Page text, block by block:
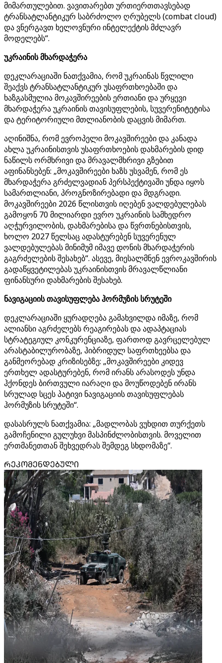
მიმართულებით. ვავითარებთ ურთიერთთავსებად
ტრანსატლანტიკურ საბრძოლო ღრუბელს (combat cloud)
და ვნერგავთ ხელოვნური ინტელექტის მძლავრ
მოდელებს“.
უკრაინის მხარდაჭერა
დეკლარაციაში ნათქვამია, რომ უკრაინას წვლილი
შეაქვს ტრანსატლანტიკურ უსაფრთხოებაში და
ხაზგასმულია მოკავშირეების ერთიანი და ურყევი
მხარდაჭერა უკრაინის თავისუფლების, სუვერენიტეტისა
და ტერიტორიული მთლიანობის დაცვის მიმართ.
აღინიშნა, რომ ევროპელი მოკავშირეები და კანადა
ახლა უკრაინისთვის უსაფრთხოების დახმარების დიდ
ნაწილს ორმხრივი და მრავალმხრივი გზებით
აფინანსებენ: „მოკავშირეები ხაზს უსვამენ, რომ ეს
მხარდაჭერა გრძელვადიან პერსპექტივაში უნდა იყოს
სამართლიანი, პროგნოზირებადი და მდგრადი.
მოკავშირეები 2026 წლისთვის იღებენ ვალდებულებას
გამოყონ 70 მილიარდი ევრო უკრაინის სამხედრო
აღჭურვილობის, დახმარებისა და წვრთნებისთვის,
ხოლო 2027 წელსაც ადასტურებენ სუვერენულ
ვალდებულებას მინიმუმ იმავე დონის მხარდაჭერის
გაგრძელების შესახებ“. ასევე, მიესალმნენ ევროკავშირის
გადაწყვეტილებას უკრაინისთვის მრავალწლიანი
ფინანსური დახმარების შესახებ.
ნავიგაციის თავისუფლება ჰორმუზის სრუტეში
დეკლარაციაში ყურადღება გამახვილდა იმაზე, რომ
ალიანსი აგრძელებს რეაგირებას და ადაპტაციას
სტრატეგიულ კონკურენციაზე, ფართოდ გავრცელებულ
არასტაბილურობაზე, ჰიბრიდულ საფრთხეებსა და
განმეორებად კრიზისებზე: „მოკავშირეები კიდევ
ერთხელ ადასტურებენ, რომ ირანს არასოდეს უნდა
ჰქონდეს ბირთვული იარაღი და მოუწოდებენ ირანს
სრულად სცეს პატივი ნავიგაციის თავისუფლებას
ჰორმუზის სრუტეში“.
დასასრულს ნათქვამია: „მადლობას ვუხდით თურქეთს
გამოჩენილი გულუხვი მასპინძლობისთვის. მოველით
ერთმანეთთან შეხვედრას შემდეგ სხდომაზე“.
ᲠᲔᲙᲝᲛᲔᲜᲓᲔᲑᲣᲚᲘ